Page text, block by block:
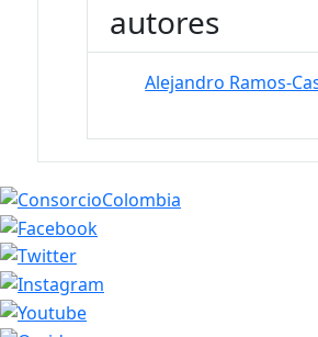
autores
Alejandro Ramos-